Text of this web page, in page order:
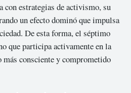
con estrategias de activismo, su
un efecto dominó que impulsa
De esta forma, el séptimo
que participa activamente en la
consciente y comprometido